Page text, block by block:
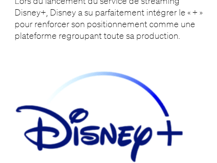
Disney+, Disney a su parfaitement intégrer le « + »
pour renforcer son positionnement comme une
plateforme regroupant toute sa production.